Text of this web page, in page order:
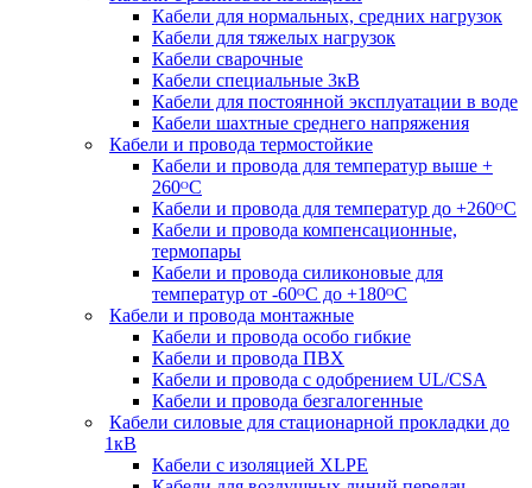
Кабели для нормальных, средних нагрузок
Кабели для тяжелых нагрузок
Кабели сварочные
Кабели специальные 3кВ
Кабели для постоянной эксплуатации в воде
Кабели шахтные среднего напряжения
Кабели и провода термостойкие
Кабели и провода для температур выше +
260ᴼС
Кабели и провода для температур до +260ᴼС
Кабели и провода компенсационные,
термопары
Кабели и провода силиконовые для
температур от -60ᴼC до +180ᴼС
Кабели и провода монтажные
Кабели и провода особо гибкие
Кабели и провода ПВХ
Кабели и провода с одобрением UL/CSA
Кабели и провода безгалогенные
Кабели силовые для стационарной прокладки до
1кВ
Кабели c изоляцией XLPE